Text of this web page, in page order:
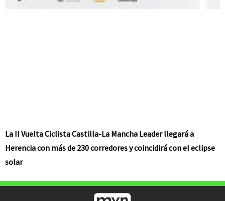
La II Vuelta Ciclista Castilla-La Mancha Leader llegará a
Herencia con más de 230 corredores y coincidirá con el eclipse
solar